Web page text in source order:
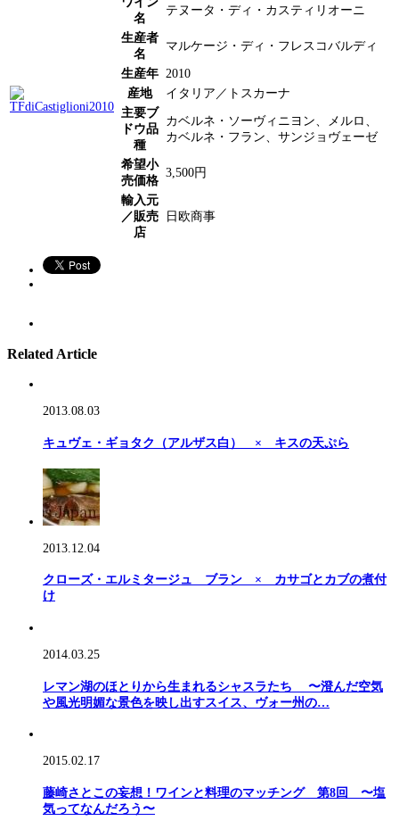
名
テヌータ・ディ・カスティリオーニ
生産者
名
マルケージ・ディ・フレスコバルディ
生産年 2010
産地
イタリア／トスカーナ
主要ブ
ドウ品
種
カベルネ・ソーヴィニヨン、メルロ、
カベルネ・フラン、サンジョヴェーゼ
希望小
売価格
3,500円
輸入元
／販売
店
日欧商事
Related Article
2013.08.03
キュヴェ・ギョタク（アルザス白） × キスの天ぷら
2013.12.04
クローズ・エルミタージュ ブラン × カサゴとカブの煮付
け
2014.03.25
レマン湖のほとりから生まれるシャスラたち 〜澄んだ空気
や風光明媚な景色を映し出すスイス、ヴォー州の…
2015.02.17
藤崎さとこの妄想！ワインと料理のマッチング 第8回 〜塩
気ってなんだろう〜